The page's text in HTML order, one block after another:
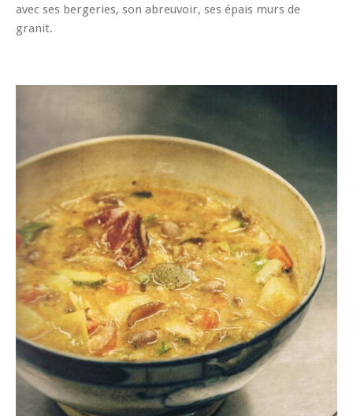
avec ses bergeries, son abreuvoir, ses épais murs de
granit.